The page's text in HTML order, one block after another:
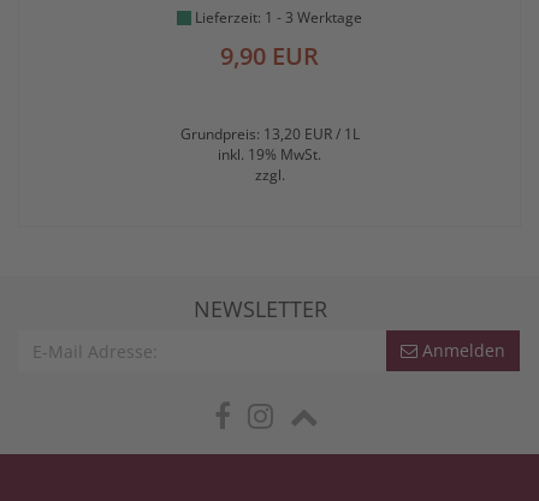
Lieferzeit: 1 - 3 Werktage
9,90 EUR
Grundpreis: 13,20 EUR / 1L
inkl. 19% MwSt.
zzgl.
NEWSLETTER
Anmelden